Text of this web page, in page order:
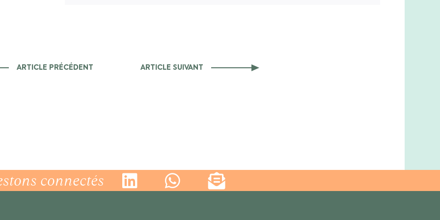
ARTICLE PRÉCÉDENT ARTICLE SUIVANT
connectés